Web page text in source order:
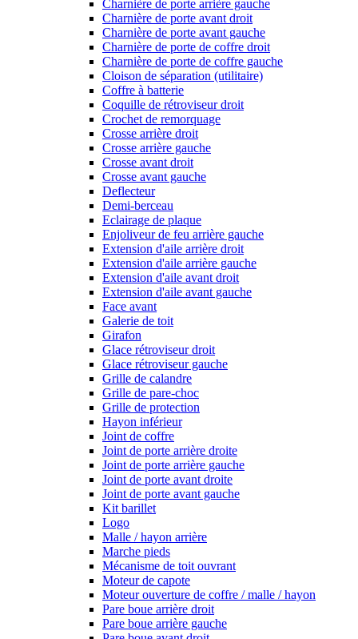
Charnière de porte arrière gauche
Charnière de porte avant droit
Charnière de porte avant gauche
Charnière de porte de coffre droit
Charnière de porte de coffre gauche
Cloison de séparation (utilitaire)
Coffre à batterie
Coquille de rétroviseur droit
Crochet de remorquage
Crosse arrière droit
Crosse arrière gauche
Crosse avant droit
Crosse avant gauche
Deflecteur
Demi-berceau
Eclairage de plaque
Enjoliveur de feu arrière gauche
Extension d'aile arrière droit
Extension d'aile arrière gauche
Extension d'aile avant droit
Extension d'aile avant gauche
Face avant
Galerie de toit
Girafon
Glace rétroviseur droit
Glace rétroviseur gauche
Grille de calandre
Grille de pare-choc
Grille de protection
Hayon inférieur
Joint de coffre
Joint de porte arrière droite
Joint de porte arrière gauche
Joint de porte avant droite
Joint de porte avant gauche
Kit barillet
Logo
Malle / hayon arrière
Marche pieds
Mécanisme de toit ouvrant
Moteur de capote
Moteur ouverture de coffre / malle / hayon
Pare boue arrière droit
Pare boue arrière gauche